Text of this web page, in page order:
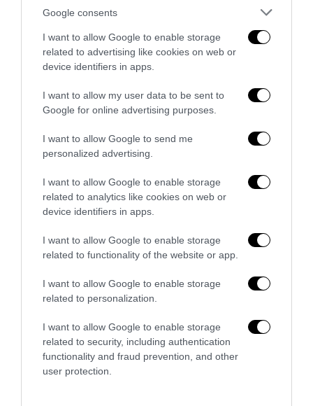
Google consents
I want to allow Google to enable storage
related to advertising like cookies on web or
device identifiers in apps.
I want to allow my user data to be sent to
Google for online advertising purposes.
I want to allow Google to send me
personalized advertising.
I want to allow Google to enable storage
related to analytics like cookies on web or
device identifiers in apps.
I want to allow Google to enable storage
related to functionality of the website or app.
I want to allow Google to enable storage
related to personalization.
I want to allow Google to enable storage
related to security, including authentication
functionality and fraud prevention, and other
user protection.
Remigrazione, il Copasir riconosce all’antifascismo il
6 Agosto 2026
Montecitorio: palo clamoroso del Pd